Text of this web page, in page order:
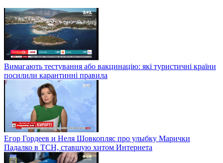
Вимагають тестування або вакцинацію: які туристичні країни
посилили карантинні правила
Егор Гордеев и Неля Шовкопляс про улыбку Марички
Падалко в ТСН, ставшую хитом Интернета